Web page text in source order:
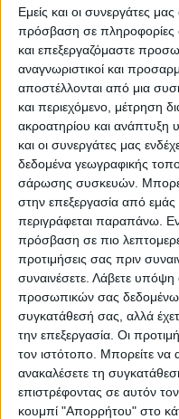
Εμείς και οι συνεργάτες
πρόσβαση σε πληροφορίες
και επεξεργαζόμαστε
αναγνωριστικοί και
αποστέλλονται από μια
και περιεχόμενο, μέτρηση
ακροατηρίου και ανάπτυξη
και οι συνεργάτες μας
δεδομένα γεωγραφικής
σάρωσης συσκευών.
στην επεξεργασία από
περιγράφεται παραπάνω.
πρόσβαση σε πιο
προτιμήσεις σας πριν
συναινέσετε. Λάβετε υπόψη
προσωπικών σας δεδομένων
συγκατάθεσή σας, αλλά
την επεξεργασία. Οι
τον ιστότοπο. Μπορείτε να
ανακαλέσετε τη
επιστρέφοντας σε αυτόν
κουμπί "Απορρήτου" στο
Πρόνοιας,
ευχαρίστησαν
εταιρίας για την
πρωτοβουλία
πληθώρα αναγκών
μετά τα δυο
χτύπησαν το νομό
Καρδίτσας (ΙΑΝΟΣ
πρότειναν τη
προϊόντων στα
ευθύνης. Η θετική
ήταν άμεση και
συνεργασία με
(γάλα, χυμούς,
τα αγαθά που
ωφελούμενους
Παντοπωλείου,